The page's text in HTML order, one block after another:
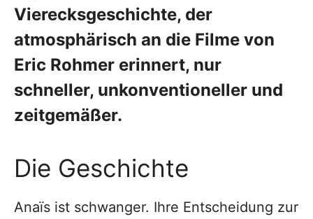
Vierecksgeschichte, der
atmosphärisch an die Filme von
Eric Rohmer erinnert, nur
schneller, unkonventioneller und
zeitgemäßer.
Die Geschichte
Anaïs ist schwanger. Ihre Entscheidung zur